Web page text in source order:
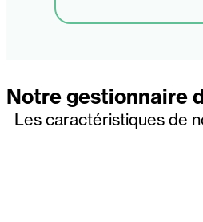
Notre gestionnaire
Les caractéristiques de